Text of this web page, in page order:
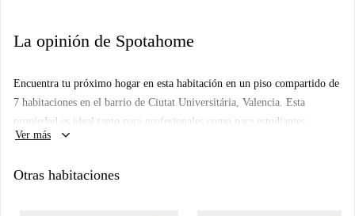
La opinión de Spotahome
Encuentra tu próximo hogar en esta habitación en un piso compartido de
7 habitaciones en el barrio de Ciutat Universitária, Valencia. Esta
propiedad es ideal tanto para profesionales como para estudiantes.
Cuenta con cocina compartida equipada y lavadora. El apartamento está
Ver más keyboard_arrow_down
Otras habitaciones